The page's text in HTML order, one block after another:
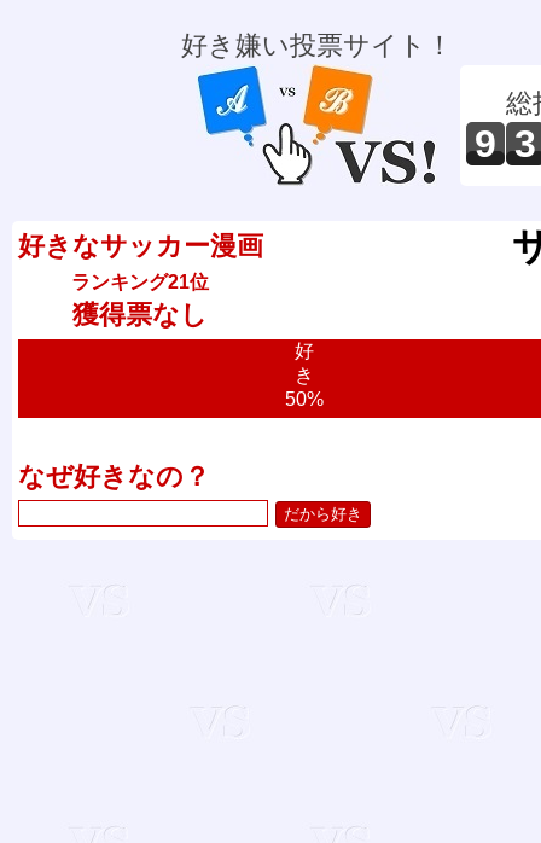
好き嫌い投票サイト！
総
9 3
好きなサッカー漫画
ランキング21位
獲得票なし
好
き
50%
なぜ好きなの？